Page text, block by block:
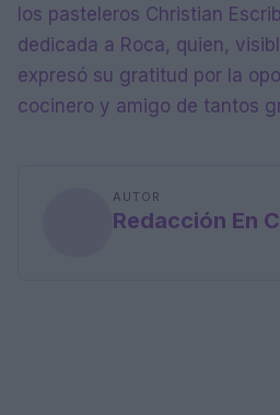
los pasteleros Christian
dedicada a Roca, quien,
expresó su gratitud por la
cocinero y amigo de tantos
AUTOR
Redacción En